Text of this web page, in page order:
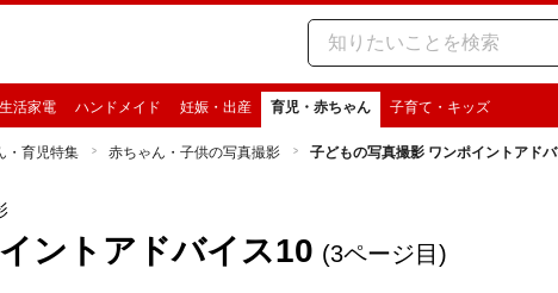
生活家電 ハンドメイド 妊娠・出産 育児・赤ちゃん 子育て・キッズ
・育児特集 赤ちゃん・子供の写真撮影 子どもの写真撮影 ワンポイントアド
ントアドバイス10 (3ページ目)